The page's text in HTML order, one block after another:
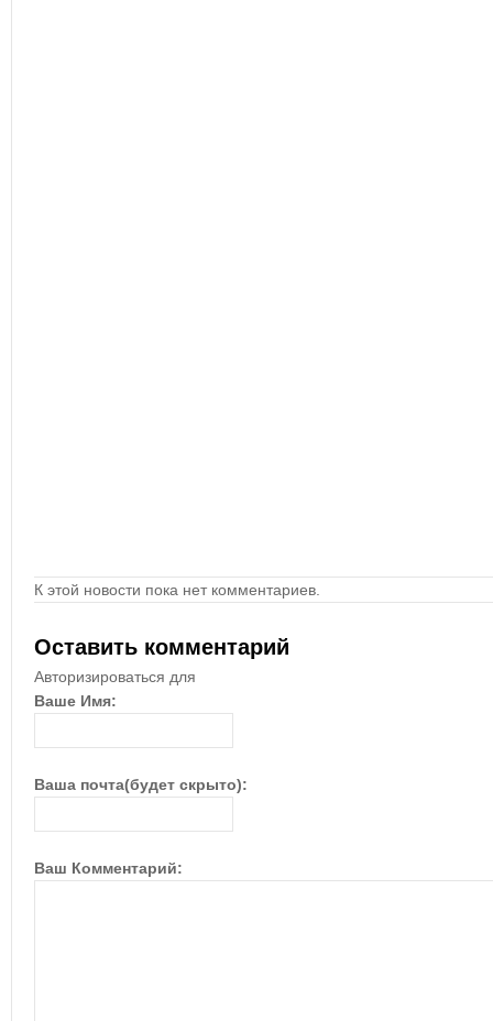
К этой новости пока нет комментариев.
Оставить комментарий
Авторизироваться для
Ваше Имя:
Ваша почта(будет скрыто):
Ваш Комментарий: